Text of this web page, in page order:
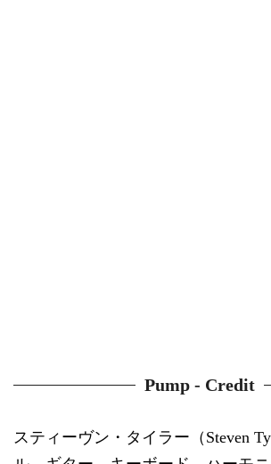
Pump - Credit
スティーヴン・タイラー（Steven